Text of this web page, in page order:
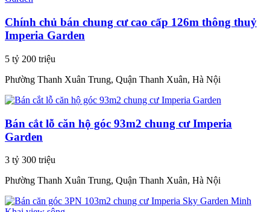
Chính chủ bán chung cư cao cấp 126m thông thuỷ
Imperia Garden
5 tỷ 200 triệu
Phường Thanh Xuân Trung, Quận Thanh Xuân, Hà Nội
Bán cắt lỗ căn hộ góc 93m2 chung cư Imperia
Garden
3 tỷ 300 triệu
Phường Thanh Xuân Trung, Quận Thanh Xuân, Hà Nội